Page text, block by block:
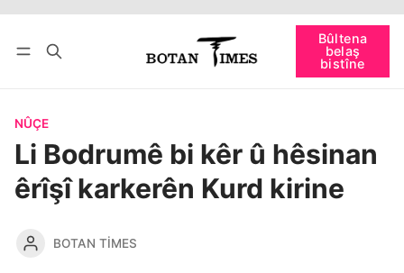
Bûltena
belaş
bistîne
bişopîne
NÛÇE
Li Bodrumê bi kêr û hêsinan
êrîşî karkerên Kurd kirine
BOTAN TIMES